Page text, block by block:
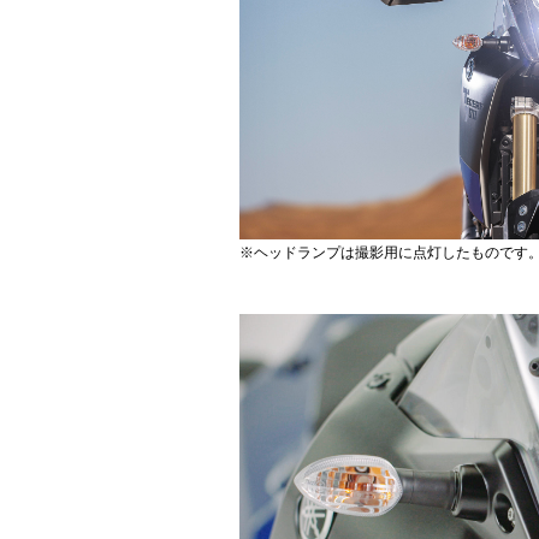
※ヘッドランプは撮影用に点灯したものです